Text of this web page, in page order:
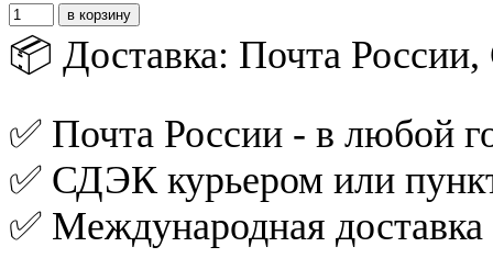
📦 Доставка: Почта
✅ Почта России - в любой
✅ СДЭК курьером или
✅ Международная